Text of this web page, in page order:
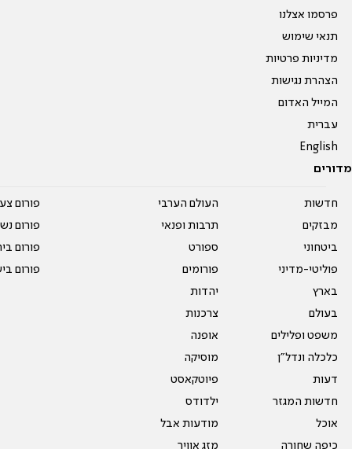
פרסמו אצלנו
תנאי שימוש
מדיניות פרטיות
הצהרת נגישות
המייל האדום
עברית
English
מדורים
חדשות
מבזקים
ביטחוני
פוליטי-מדיני
בארץ
בעולם
משפט ופלילים
כלכלה ונדל"ן
דעות
חדשות המגזר
אוכל
כיפה שחורה
העולם הערבי
תרבות ופנאי
ספורט
פורומים
יהדות
צרכנות
אופנה
מוסיקה
פיוטקאסט
ילדודס
מודעות אבל
מזג אוויר
פורום
פורום
פורום
פורום